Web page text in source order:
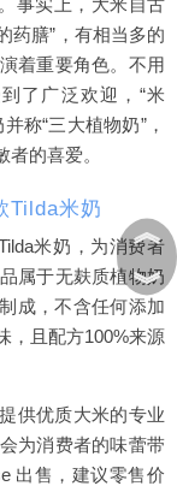
事实上，大米自古
药膳”，有相当多的
着重要角色。不用
了广泛欢迎，“米
称“三大植物奶”，
的喜爱。
Tilda米奶
米奶，为消费者
属于无麸质植物奶
成，不含任何添加
，且配方100%来源
供优质大米的专业
为消费者的味蕾带
出售，建议零售价
︽
︾